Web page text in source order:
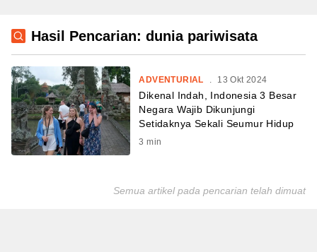
Hasil Pencarian: dunia pariwisata
ADVENTURIAL . 13 Okt 2024
Dikenal Indah, Indonesia 3 Besar
Negara Wajib Dikunjungi
Setidaknya Sekali Seumur Hidup
3 min
Semua artikel pada pencarian telah dimuat